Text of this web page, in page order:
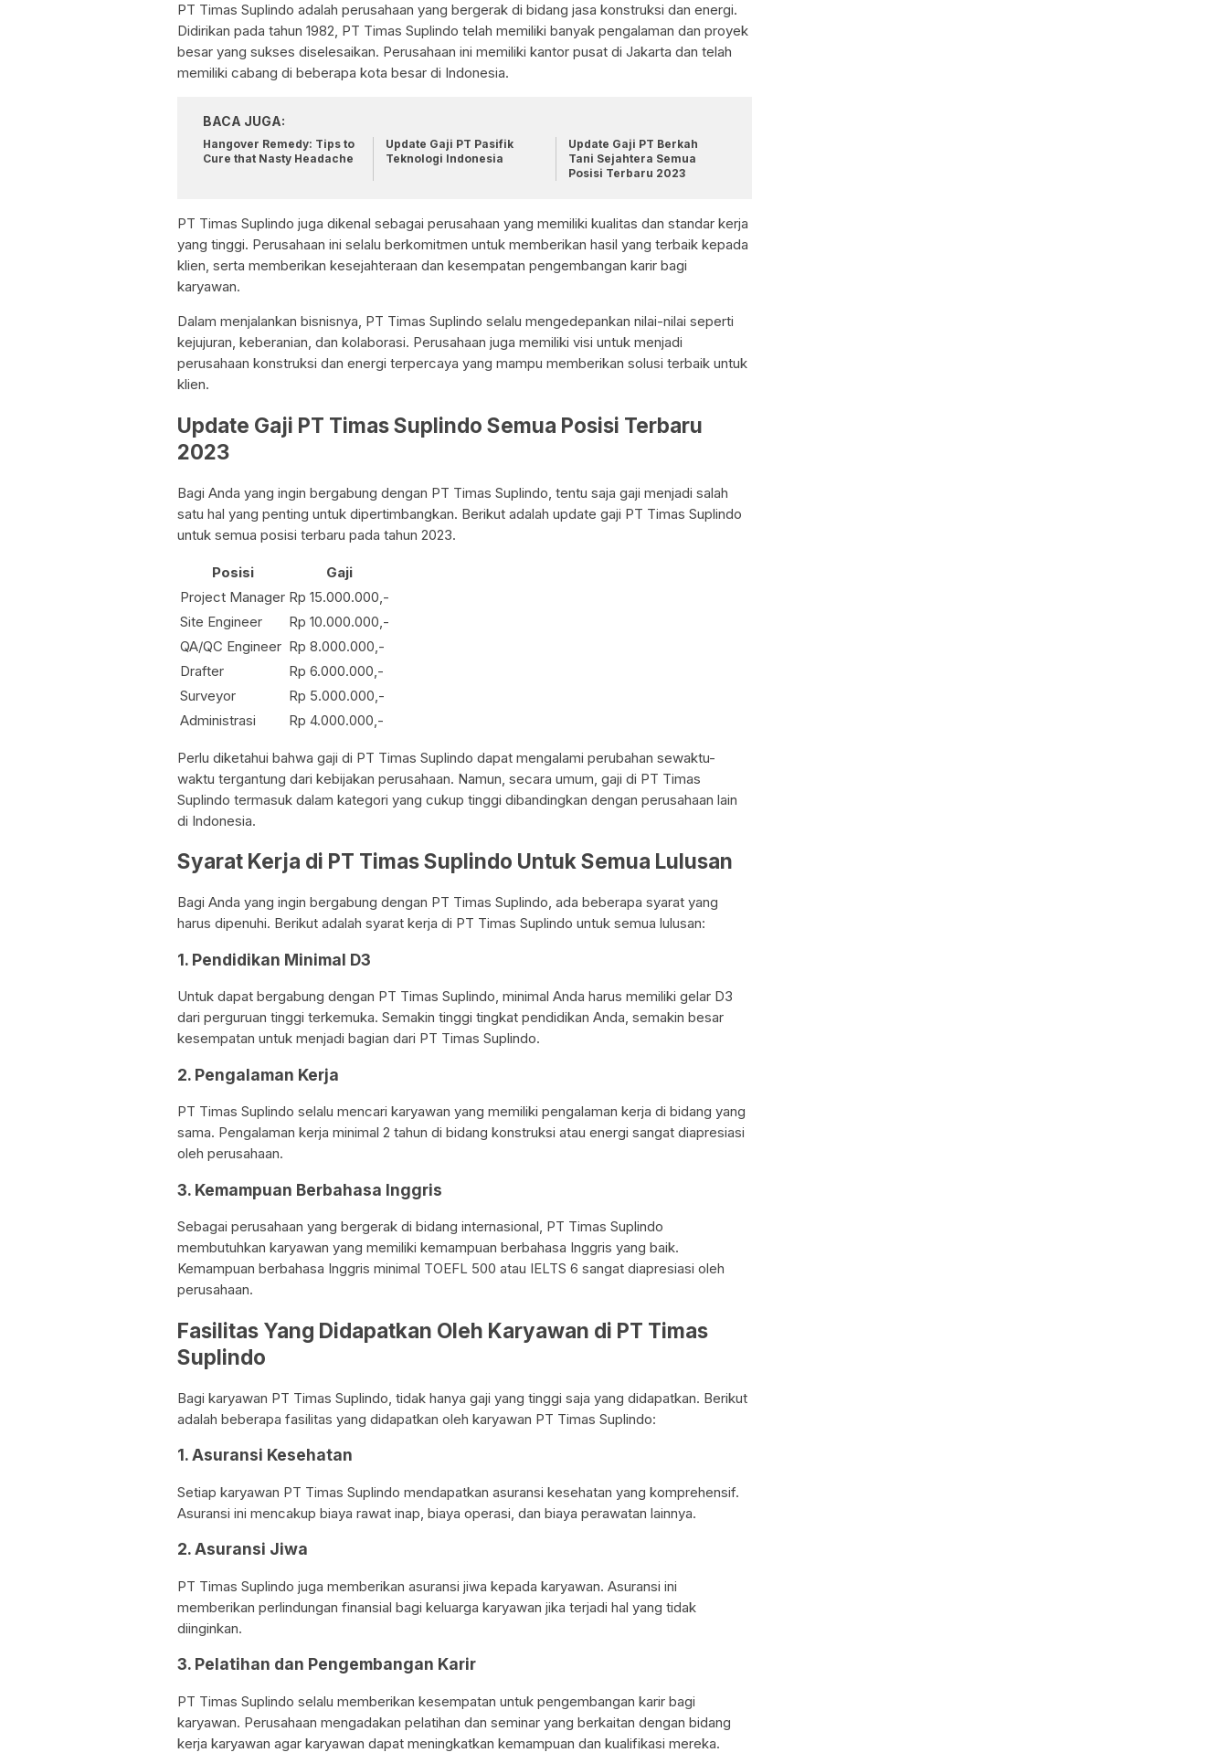
PT Timas Suplindo adalah perusahaan yang bergerak di bidang jasa konstruksi dan energi.
Didirikan pada tahun 1982, PT Timas Suplindo telah memiliki banyak pengalaman dan proyek
besar yang sukses diselesaikan. Perusahaan ini memiliki kantor pusat di Jakarta dan telah
memiliki cabang di beberapa kota besar di Indonesia.
BACA JUGA:
Hangover Remedy: Tips to
Cure that Nasty Headache
Update Gaji PT Pasifik
Teknologi Indonesia
Update Gaji PT Berkah
Tani Sejahtera Semua
Posisi Terbaru 2023
PT Timas Suplindo juga dikenal sebagai perusahaan yang memiliki kualitas dan standar kerja
yang tinggi. Perusahaan ini selalu berkomitmen untuk memberikan hasil yang terbaik kepada
klien, serta memberikan kesejahteraan dan kesempatan pengembangan karir bagi
karyawan.
Dalam menjalankan bisnisnya, PT Timas Suplindo selalu mengedepankan nilai-nilai seperti
kejujuran, keberanian, dan kolaborasi. Perusahaan juga memiliki visi untuk menjadi
perusahaan konstruksi dan energi terpercaya yang mampu memberikan solusi terbaik untuk
klien.
Update Gaji PT Timas Suplindo Semua Posisi Terbaru
2023
Bagi Anda yang ingin bergabung dengan PT Timas Suplindo, tentu saja gaji menjadi salah
satu hal yang penting untuk dipertimbangkan. Berikut adalah update gaji PT Timas Suplindo
untuk semua posisi terbaru pada tahun 2023.
Posisi
Gaji
Project Manager Rp 15.000.000,-
Site Engineer
Rp 10.000.000,-
QA/QC Engineer Rp 8.000.000,-
Drafter
Rp 6.000.000,-
Surveyor
Rp 5.000.000,-
Administrasi
Rp 4.000.000,-
Perlu diketahui bahwa gaji di PT Timas Suplindo dapat mengalami perubahan sewaktu-
waktu tergantung dari kebijakan perusahaan. Namun, secara umum, gaji di PT Timas
Suplindo termasuk dalam kategori yang cukup tinggi dibandingkan dengan perusahaan lain
di Indonesia.
Syarat Kerja di PT Timas Suplindo Untuk Semua Lulusan
Bagi Anda yang ingin bergabung dengan PT Timas Suplindo, ada beberapa syarat yang
harus dipenuhi. Berikut adalah syarat kerja di PT Timas Suplindo untuk semua lulusan:
1. Pendidikan Minimal D3
Untuk dapat bergabung dengan PT Timas Suplindo, minimal Anda harus memiliki gelar D3
dari perguruan tinggi terkemuka. Semakin tinggi tingkat pendidikan Anda, semakin besar
kesempatan untuk menjadi bagian dari PT Timas Suplindo.
2. Pengalaman Kerja
PT Timas Suplindo selalu mencari karyawan yang memiliki pengalaman kerja di bidang yang
sama. Pengalaman kerja minimal 2 tahun di bidang konstruksi atau energi sangat diapresiasi
oleh perusahaan.
3. Kemampuan Berbahasa Inggris
Sebagai perusahaan yang bergerak di bidang internasional, PT Timas Suplindo
membutuhkan karyawan yang memiliki kemampuan berbahasa Inggris yang baik.
Kemampuan berbahasa Inggris minimal TOEFL 500 atau IELTS 6 sangat diapresiasi oleh
perusahaan.
Fasilitas Yang Didapatkan Oleh Karyawan di PT Timas
Suplindo
Bagi karyawan PT Timas Suplindo, tidak hanya gaji yang tinggi saja yang didapatkan. Berikut
adalah beberapa fasilitas yang didapatkan oleh karyawan PT Timas Suplindo:
1. Asuransi Kesehatan
Setiap karyawan PT Timas Suplindo mendapatkan asuransi kesehatan yang komprehensif.
Asuransi ini mencakup biaya rawat inap, biaya operasi, dan biaya perawatan lainnya.
2. Asuransi Jiwa
PT Timas Suplindo juga memberikan asuransi jiwa kepada karyawan. Asuransi ini
memberikan perlindungan finansial bagi keluarga karyawan jika terjadi hal yang tidak
diinginkan.
3. Pelatihan dan Pengembangan Karir
PT Timas Suplindo selalu memberikan kesempatan untuk pengembangan karir bagi
karyawan. Perusahaan mengadakan pelatihan dan seminar yang berkaitan dengan bidang
kerja karyawan agar karyawan dapat meningkatkan kemampuan dan kualifikasi mereka.